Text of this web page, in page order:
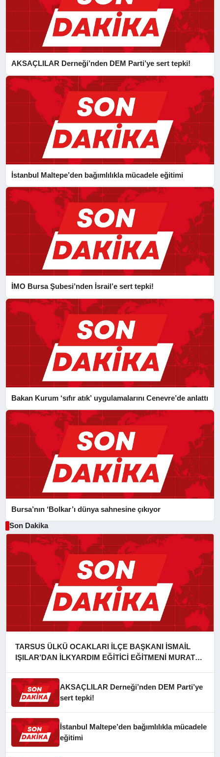
AKSAÇLILAR Derneği’nden DEM Parti’ye sert tepki!
İstanbul Maltepe’den bağımlılıkla mücadele eğitimi
İMO Bursa Şubesi’nden İsrail’e sert tepki!
Bakan Kurum ‘sıfır atık’ uygulamalarını Cenevre’de anlattı
Bursa’nın ‘Bolkar’ı dünya sahnesine çıkıyor
Son Dakika
TARSUS ÜLKÜ OCAKLARI İLÇE BAŞKANI İSMAİL
IŞILAR’DAN İLKYARDIM EĞİTİCİ EĞİTMENİ MURAT
AKSAÇLILAR Derneği’nden DEM Parti’ye
sert tepki!
İstanbul Maltepe’den bağımlılıkla mücadele
eğitimi